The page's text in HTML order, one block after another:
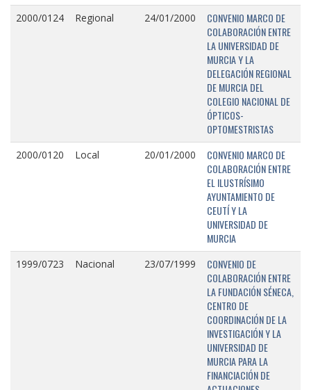
2000/0124 Regional 24/01/2000
CONVENIO MARCO DE
COLABORACIÓN ENTRE
LA UNIVERSIDAD DE
MURCIA Y LA
DELEGACIÓN REGIONAL
DE MURCIA DEL
COLEGIO NACIONAL DE
ÓPTICOS-
OPTOMESTRISTAS
2000/0120 Local 20/01/2000
CONVENIO MARCO DE
COLABORACIÓN ENTRE
EL ILUSTRÍSIMO
AYUNTAMIENTO DE
CEUTÍ Y LA
UNIVERSIDAD DE
MURCIA
1999/0723 Nacional 23/07/1999
CONVENIO DE
COLABORACIÓN ENTRE
LA FUNDACIÓN SÉNECA,
CENTRO DE
COORDINACIÓN DE LA
INVESTIGACIÓN Y LA
UNIVERSIDAD DE
MURCIA PARA LA
FINANCIACIÓN DE